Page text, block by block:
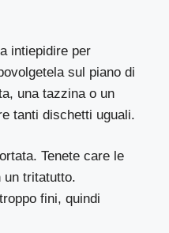
intiepidire per
sul piano di
una tazzina o un
tanti dischetti uguali.
Tenete care le
un tritatutto.
fini, quindi